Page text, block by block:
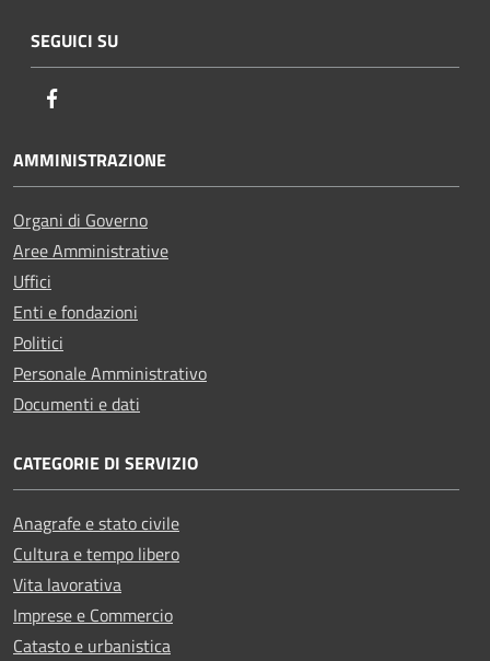
SEGUICI SU
AMMINISTRAZIONE
Organi di Governo
Aree Amministrative
Uffici
Enti e fondazioni
Politici
Personale Amministrativo
Documenti e dati
CATEGORIE DI SERVIZIO
Anagrafe e stato civile
Cultura e tempo libero
Vita lavorativa
Imprese e Commercio
Catasto e urbanistica